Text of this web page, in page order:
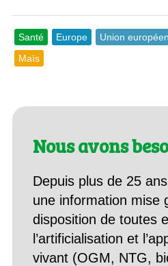
Santé Europe Union
Maïs
Nous avons
Depuis plus de 25
une information mise
disposition de toutes
l’artificialisation et
vivant (OGM, NTG,